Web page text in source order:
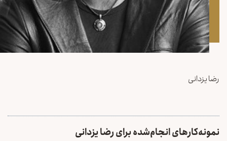
رضا یزدانی
نمونه‌کارهای انجام‌شده برای رضا یزدانی